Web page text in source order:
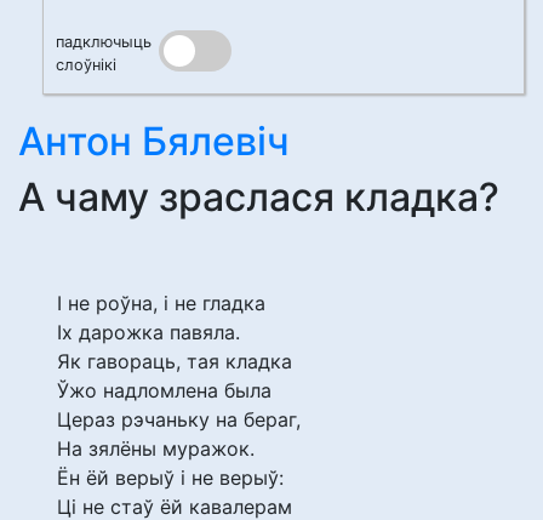
падключыць
слоўнікі
Антон Бялевіч
А чаму зраслася кладка?
І не роўна, і не гладка
Іх дарожка павяла.
Як гавораць, тая кладка
Ўжо надломлена была
Цераз рэчаньку на бераг,
На зялёны муражок.
Ён ёй верыў і не верыў:
Ці не стаў ёй кавалерам